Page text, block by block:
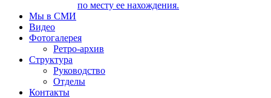
по месту ее нахождения.
Мы в СМИ
Видео
Фотогалерея
Ретро-архив
Структура
Руководство
Отделы
Контакты